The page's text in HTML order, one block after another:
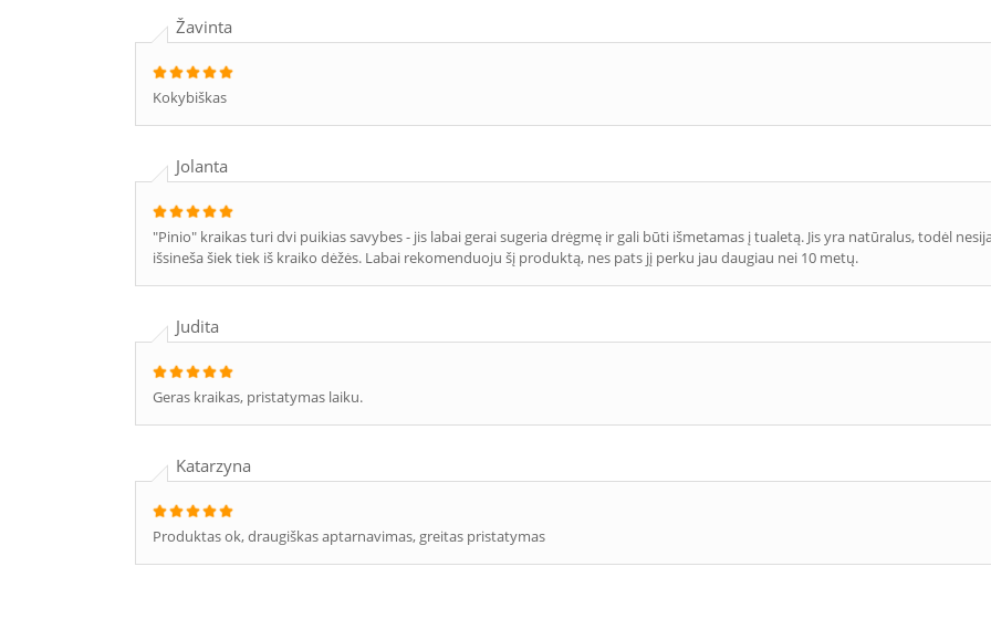
Žavinta
Kokybiškas
Jolanta
"Pinio" kraikas turi dvi puikias savybes - jis labai gerai sugeria drėgmę ir gali būti išmetamas į tualetą. Jis yra natūralus, todėl
išsineša šiek tiek iš kraiko dėžės. Labai rekomenduoju šį produktą, nes pats jį perku jau daugiau nei 10 metų.
Judita
Geras kraikas, pristatymas laiku.
Katarzyna
Produktas ok, draugiškas aptarnavimas, greitas pristatymas